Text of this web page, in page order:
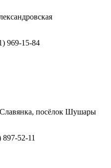
969-15-84
посёлок Шушары
52-11